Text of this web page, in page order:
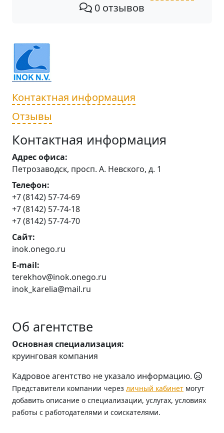
0 отзывов
Контактная информация
Отзывы
Контактная информация
Адрес офиса:
Петрозаводск, просп. А. Невского, д. 1
Телефон:
+7 (8142) 57-74-69
+7 (8142) 57-74-18
+7 (8142) 57-74-70
Сайт:
inok.onego.ru
E-mail:
terekhov@inok.onego.ru
inok_karelia@mail.ru
Об агентстве
Основная специализация:
круинговая компания
Кадровое агентство не указало информацию.
Представители компании через личный кабинет могут
добавить описание о специализации, услугах, условиях
работы с работодателями и соискателями.